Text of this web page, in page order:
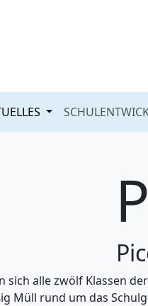
sich alle zwölf Klassen
Müll rund um das